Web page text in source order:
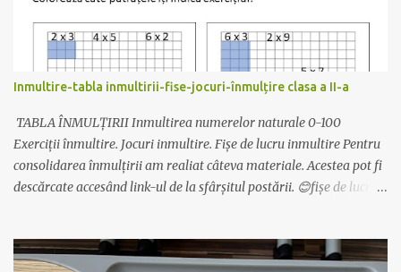
sfoară de bombonele și apoi de mânerul clopoțelului. Bomboana
trebuie să fie în interior. 😊Se capsează aripioarele. Simplu și
drăguț! Descarcă materialul actualizat de AICI. Mult succes!
Inmultire-tabla inmultirii-fise-jocuri-înmulțire clasa a II-a
TABLA ÎNMULȚIRII Inmultirea numerelor naturale 0-100
Exerciții înmultire. Jocuri inmultire. Fișe de lucru inmultire Pentru
consolidarea înmulțirii am realiat câteva materiale. Acestea pot fi
descărcate accesând link-ul de la sfârșitul postării. 😊fișe de lucru
cu inmultirea 😊motivarea elevilor pentru învățare - pașaportul